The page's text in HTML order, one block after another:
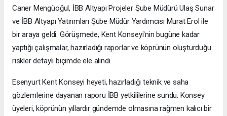
Caner Mengüoğul, İBB Altyapı Projeler Şube Müdürü Ulaş Sunar
ve İBB Altyapı Yatırımları Şube Müdür Yardımcısı Murat Erol ile
bir araya geldi. Görüşmede, Kent Konseyi'nin bugüne kadar
yaptığı çalışmalar, hazırladığı raporlar ve köprünün oluşturduğu
riskler detaylı biçimde ele alındı.
Esenyurt Kent Konseyi heyeti, hazırladığı teknik ve saha
gözlemlerine dayanan raporu İBB yetkililerine sundu. Konsey
üyeleri, köprünün yıllardır gündemde olmasına rağmen kalıcı bir